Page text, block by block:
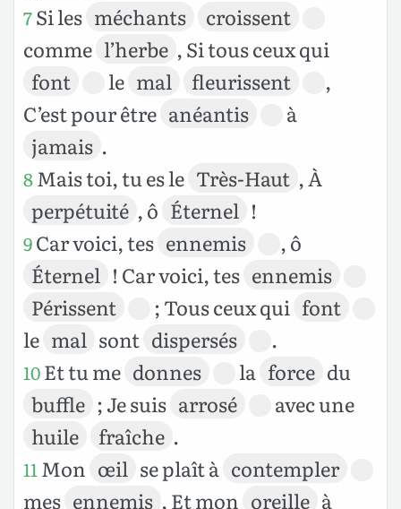
7Si les méchants
croissent
comme l’herbe , Si tous ceux qui
font
le mal fleurissent
,
C’est pour être anéantis
à
jamais .
8Mais toi, tu es le Très-Haut , À
perpétuité , ô Éternel !
9Car voici, tes ennemis
, ô
Éternel ! Car voici, tes ennemis
Périssent
; Tous ceux qui font
le mal sont dispersés .
10Et tu me donnes la force du
buffle ; Je suis arrosé
avec une
huile
fraîche .
11 Mon œil se plaît à contempler
mes ennemis , Et mon oreille à